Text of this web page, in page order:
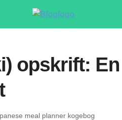
opskrift: En
meal planner kogebog